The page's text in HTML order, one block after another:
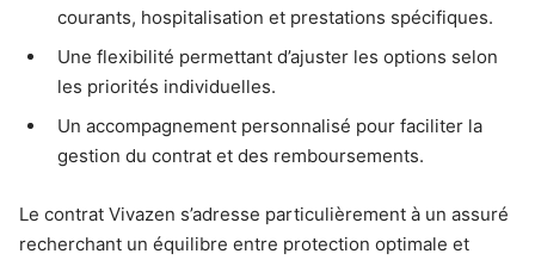
courants, hospitalisation et prestations spécifiques.
Une flexibilité permettant d’ajuster les options selon
les priorités individuelles.
Un accompagnement personnalisé pour faciliter la
gestion du contrat et des remboursements.
Le contrat Vivazen s’adresse particulièrement à un assuré
recherchant un équilibre entre protection optimale et